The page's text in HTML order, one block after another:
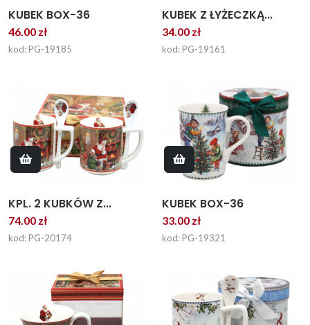
KUBEK BOX-36
46.00 zł
kod: PG-19185
KUBEK Z ŁYŻECZKĄ...
34.00 zł
kod: PG-19161
KPL. 2 KUBKÓW Z...
74.00 zł
kod: PG-20174
KUBEK BOX-36
33.00 zł
kod: PG-19321